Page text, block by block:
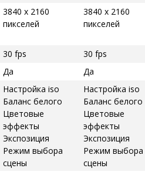
3840 x 2160
пикселей
3840 x 2160
пикселей
30 fps
30 fps
Да
Да
Настройка iso
Баланс белого
Цветовые
эффекты
Экспозиция
Режим выбора
сцены
Настройка iso
Баланс белого
Цветовые
эффекты
Экспозиция
Режим выбора
сцены